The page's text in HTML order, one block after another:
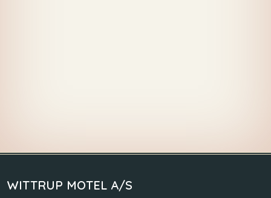
WITTRUP MOTEL A/S